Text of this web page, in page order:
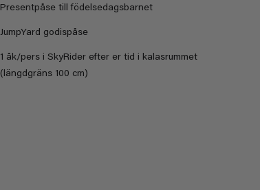
Presentpåse till födelsedagsbarnet
JumpYard godispåse
1 åk/pers i SkyRider efter er tid i kalasrummet
(längdgräns 100 cm)